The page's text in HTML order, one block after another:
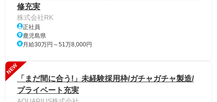
修充実
株式会社RK
正社員
鹿児島県
月給30万円～51万8,000円
NEW
「まだ間に合う!」未経験採用枠/ガチャガチャ製造/
プライベート充実